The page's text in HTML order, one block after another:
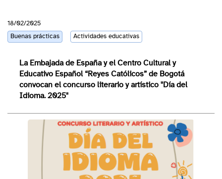
18/02/2025
Buenas prácticas Actividades educativas
La Embajada de España y el Centro Cultural y
Educativo Español “Reyes Católicos” de Bogotá
convocan el concurso literario y artístico "Día del
Idioma. 2025"